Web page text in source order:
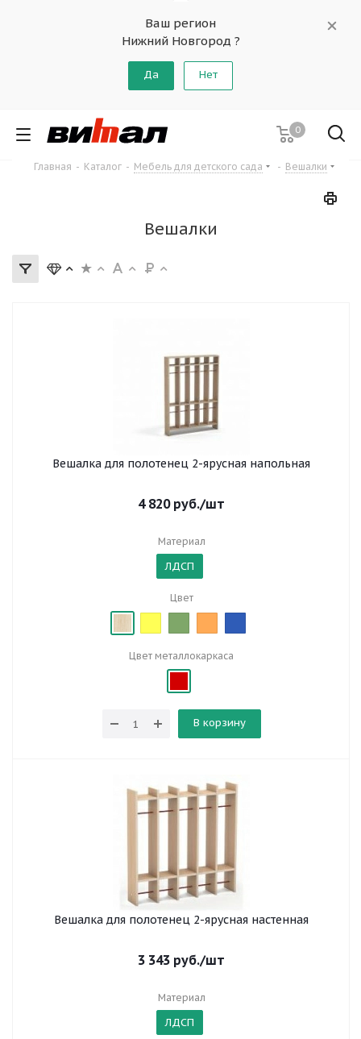
Ваш регион
Нижний Новгород ?
Да Нет
0
Главная - Каталог - Мебель для детского сада - Вешалки
Вешалки
Вешалка для полотенец 2-ярусная напольная
4 820руб./шт
Материал
ЛДСП
Цвет
Цвет металлокаркаса
В корзину
Вешалка для полотенец 2-ярусная настенная
3 343 руб./шт
Материал
ЛДСП